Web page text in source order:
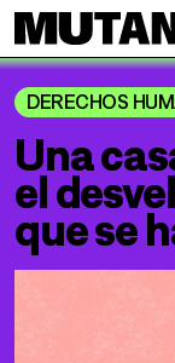
DERECHOS
Una
el
que se